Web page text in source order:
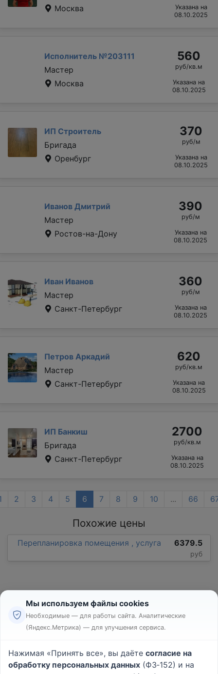
Москва
Указана на
08.10.2025
Исполнитель №203111
Мастер
Москва
560
руб/кв.м
Указана на
08.10.2025
ИП Строитель
Бригада
Оренбург
370
руб/м
Указана на
08.10.2025
Иванов Дмитрий
Мастер
Ростов-на-Дону
390
руб/м
Указана на
08.10.2025
Иван Иванов
Мастер
Санкт-Петербург
360
руб/м
Указана на
08.10.2025
Петров Аркадий
Мастер
Санкт-Петербург
620
руб/кв.м
Указана на
08.10.2025
ИП Банкиш
Бригада
Санкт-Петербург
2700
руб/кв.м
Указана на
08.10.2025
2 3 4 5 6 7 8 9 10 ... 66
Похожие цены
Перепланировка помещения , услуга 6379.5
руб
Реклама
Пользовательское соглашение
Политика конфиденциальности
Мы используем файлы cookies
Необходимые — для работы сайта. Аналитические
(Яндекс.Метрика) — для улучшения сервиса.
Нажимая «Принять все», вы даёте согласие на
обработку персональных данных (ФЗ‑152) и на